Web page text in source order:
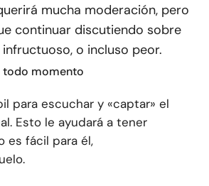
mucha moderación, pero
continuar discutiendo sobre
o incluso peor.
todo momento
para escuchar y «captar» el
Esto le ayudará a tener
es fácil para él,